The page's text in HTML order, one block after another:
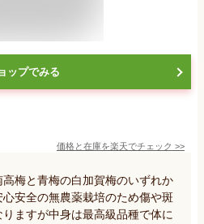
ップでみる
価格と在庫を楽天でチェック >>
梅と青梅の白加賀梅のいずれか
安全の無農薬栽培のため傷や斑
ますが中身は最高級品種で体に